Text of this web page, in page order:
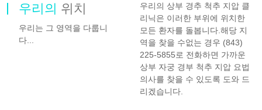
우리의 위치
우리는 그 영역을 다룹니
다...
우리의 상부 경추 척추 지압 클
리닉은 이러한 부위에 위치한
모든 환자를 돌봅니다.해당 지
역을 찾을 수없는 경우 (843)
225-5855로 전화하면 가까운
상부 자궁 경부 척추 지압 요법
의사를 찾을 수 있도록 도와 드
리겠습니다.